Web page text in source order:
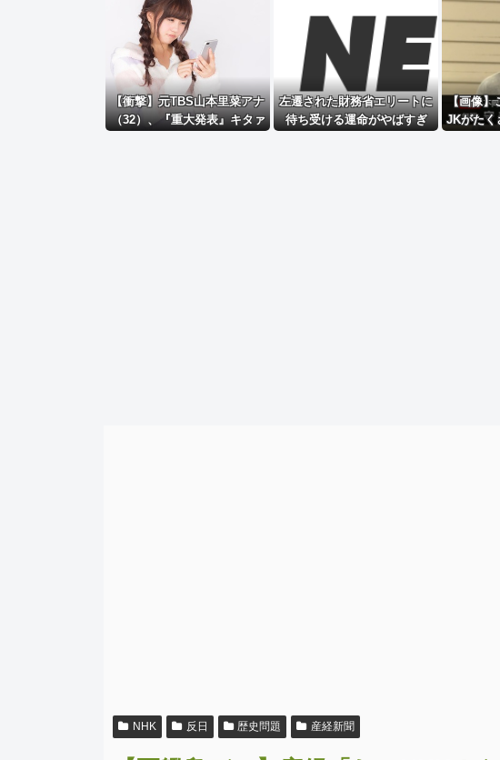
Powered
【衝撃】元TBS山本里菜アナ
（32）、『重大発表』キタァ
左遷された財務省エリートに
待ち受ける運命がやばすぎ
【画像
JKがたく
NHK 反日 歴史問題 産経新聞